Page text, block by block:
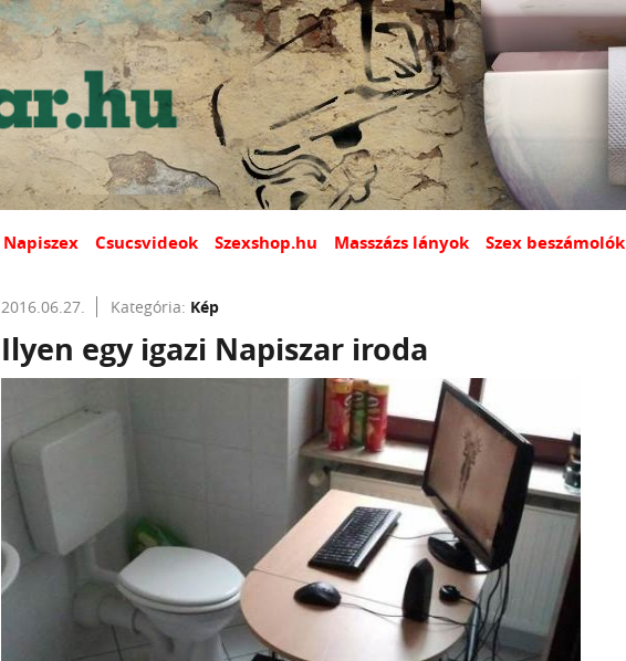
Napiszex Csucsvideok Szexshop.hu Masszázs lányok Szex beszámolók
2016.06.27. Kategória: Kép
Ilyen egy igazi Napiszar iroda